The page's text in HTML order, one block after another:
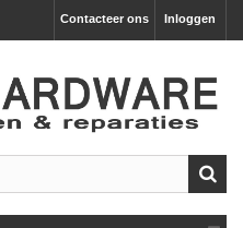
Inloggen
Contacteer ons